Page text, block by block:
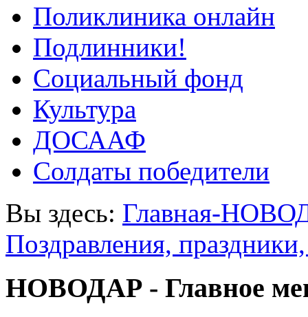
Поликлиника онлайн
Подлинники!
Социальный фонд
Культура
ДОСААФ
Солдаты победители
Вы здесь: Главная-
Поздравления,
НОВОДАР - Главное